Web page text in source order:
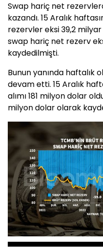
Swap hariç net
kazandı. 15 Aralık
rezervler eksi 39,2
swap hariç net rezerv
kaydedilmişti.
Bunun yanında haftalık
devam etti. 15 Aralık
alımı 181 milyon dolar
milyon dolar olarak